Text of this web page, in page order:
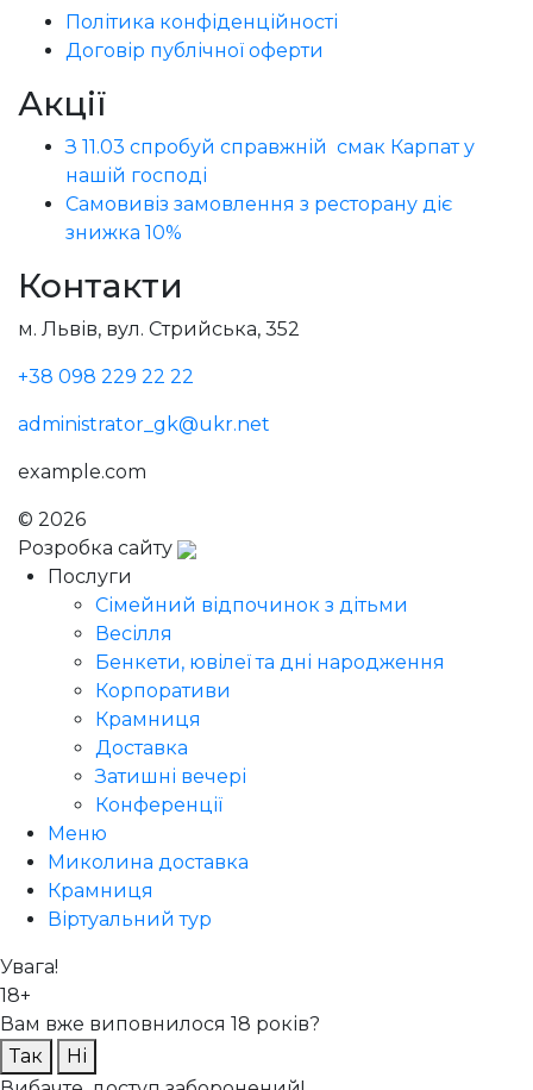
Політика конфіденційності
Договір публічної оферти
Акції
З 11.03 спробуй справжній смак Карпат у
нашій господі
Самовивіз замовлення з ресторану діє
знижка 10%
Контакти
м. Львів, вул. Стрийська, 352
+38 098 229 22 22
administrator_gk@ukr.net
example.com
© 2026
Розробка сайту
Послуги
Сімейний відпочинок з дітьми
Весілля
Бенкети, ювілеї та дні народження
Корпоративи
Крамниця
Доставка
Затишні вечері
Конференції
Меню
Миколина доставка
Крамниця
Віртуальний тур
Увага!
18+
Вам вже виповнилося 18 років?
Так
Ні